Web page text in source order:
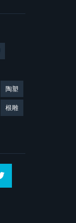
陶塑
根雕